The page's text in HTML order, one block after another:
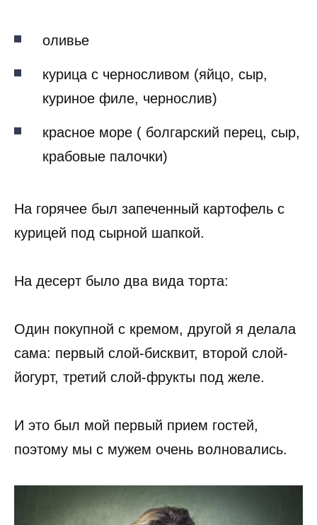
оливье
курица с черносливом (яйцо, сыр,
куриное филе, чернослив)
красное море ( болгарский перец, сыр,
крабовые палочки)
На горячее был запеченный картофель с
курицей под сырной шапкой.
На десерт было два вида торта:
Один покупной с кремом, другой я делала
сама: первый слой-бисквит, второй слой-
йогурт, третий слой-фрукты под желе.
И это был мой первый прием гостей,
поэтому мы с мужем очень волновались.